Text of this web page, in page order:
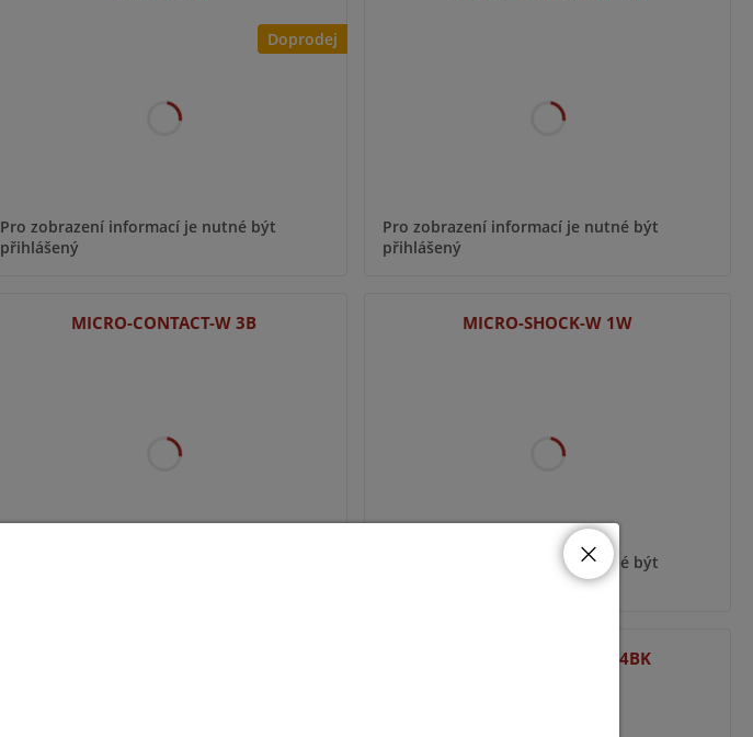
Doprodej
Pro zobrazení informací je nutné být
přihlášený
Pro zobrazení informací je nutné být
přihlášený
MICRO-CONTACT-W 3B MICRO-SHOCK-W 1W
Pro zobrazení informací je nutné být
MICRO-CONTACT-W 14BK